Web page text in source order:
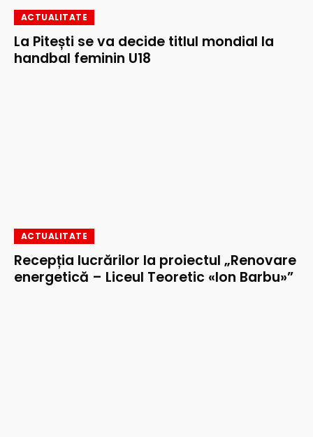
ACTUALITATE
La Pitești se va decide titlul mondial la
handbal feminin U18
ACTUALITATE
Recepția lucrărilor la proiectul „Renovare
energetică – Liceul Teoretic «Ion Barbu»”